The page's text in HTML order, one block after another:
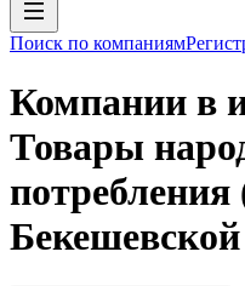
Поиск по компаниям
Компании в
Товары
Бекешевской